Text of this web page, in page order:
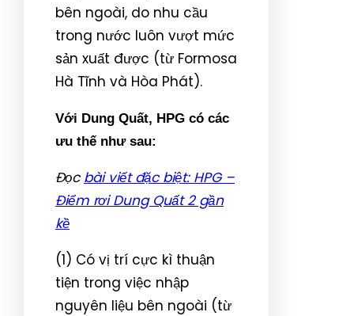
bên ngoài, do nhu cầu
trong nước luôn vượt mức
sản xuất được (từ Formosa
Hà Tĩnh và Hòa Phát).
Với Dung Quất, HPG có các
ưu thế như sau:
Đọc bài viết đặc biệt: HPG –
Điểm rơi Dung Quất 2 gần
kề
(1) Có vị trí cực kì thuận
tiện trong việc nhập
nguyên liệu bên ngoài (từ